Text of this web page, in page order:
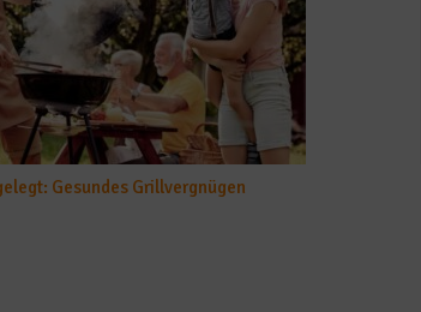
Gesundes Grillvergnügen